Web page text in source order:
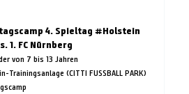
4. Spieltag #Holstein
1. FC Nürnberg
von 7 bis 13 Jahren
Trainingsanlage (CITTI FUSSBALL PARK)